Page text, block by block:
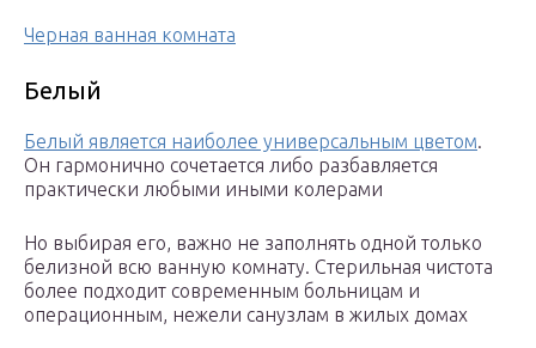
Черная ванная комната
Белый
Белый является наиболее универсальным цветом.
Он гармонично сочетается либо разбавляется
практически любыми иными колерами
Но выбирая его, важно не заполнять одной только
белизной всю ванную комнату. Стерильная чистота
более подходит современным больницам и
операционным, нежели санузлам в жилых домах